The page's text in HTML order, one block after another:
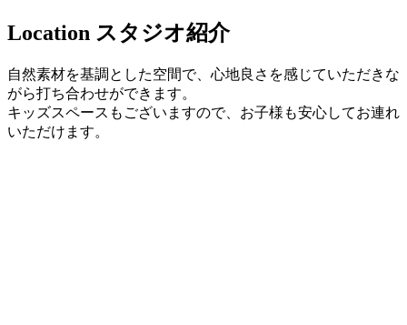
Location スタジオ紹介
自然素材を基調とした空間で、心地良さを感じていただきな
がら打ち合わせができます。
キッズスペースもございますので、お子様も安心してお連れ
いただけます。